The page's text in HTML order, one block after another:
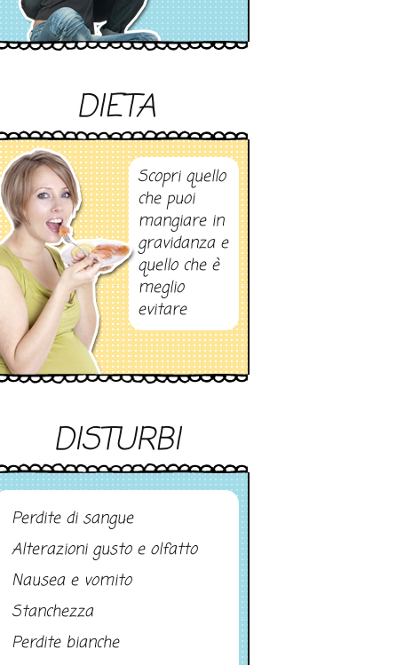
DIETA
Scopri quello
che puoi
mangiare in
gravidanza e
quello che è
meglio
evitare
DISTURBI
Perdite di sangue
Alterazioni gusto e olfatto
Nausea e vomito
Stanchezza
Perdite bianche